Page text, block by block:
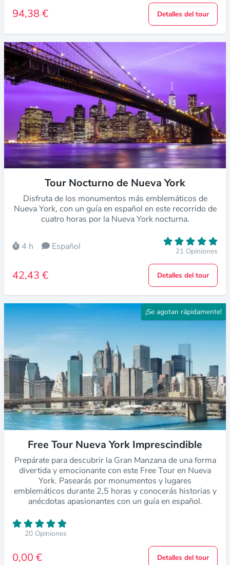
94,38 € Detalles del tour
Tour Nocturno de Nueva York
Disfruta de los monumentos más emblemáticos de
Nueva York, con un guía en español en este recorrido de
cuatro horas por la Nueva York nocturna.
4 h Español 21 Opiniones
42,43 € Detalles del tour
¡Se agotan rápidamente!
Free Tour Nueva York Imprescindible
Prepárate para descubrir la Gran Manzana de una forma
divertida y emocionante con este Free Tour en Nueva
York. Pasearás por monumentos y lugares
emblemáticos durante 2,5 horas y conocerás historias y
anécdotas apasionantes con un guía en español.
20 Opiniones
0,00 € Detalles del tour